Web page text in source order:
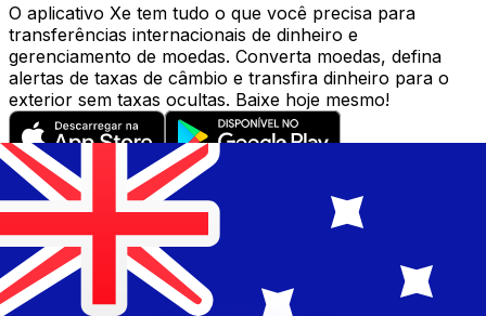
O aplicativo Xe tem tudo o que você precisa para
transferências internacionais de dinheiro e
gerenciamento de moedas. Converta moedas, defina
alertas de taxas de câmbio e transfira dinheiro para o
exterior sem taxas ocultas. Baixe hoje mesmo!